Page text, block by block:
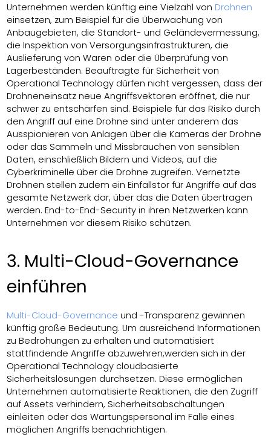
Unternehmen werden künftig eine Vielzahl von Drohnen
einsetzen, zum Beispiel für die Überwachung von
Anbaugebieten, die Standort- und Geländevermessung,
die Inspektion von Versorgungsinfrastrukturen, die
Auslieferung von Waren oder die Überprüfung von
Lagerbeständen. Beauftragte für Sicherheit von
Operational Technology dürfen nicht vergessen, dass der
Drohneneinsatz neue Angriffsvektoren eröffnet, die nur
schwer zu entschärfen sind. Beispiele für das Risiko durch
den Angriff auf eine Drohne sind unter anderem das
Ausspionieren von Anlagen über die Kameras der Drohne
oder das Sammeln und Missbrauchen von sensiblen
Daten, einschließlich Bildern und Videos, auf die
Cyberkriminelle über die Drohne zugreifen. Vernetzte
Drohnen stellen zudem ein Einfallstor für Angriffe auf das
gesamte Netzwerk dar, über das die Daten übertragen
werden. End-to-End-Security in ihren Netzwerken kann
Unternehmen vor diesem Risiko schützen.
3. Multi-Cloud-Governance
einführen
Multi-Cloud-Governance und -Transparenz gewinnen
künftig große Bedeutung. Um ausreichend Informationen
zu Bedrohungen zu erhalten und automatisiert
stattfindende Angriffe abzuwehren,werden sich in der
Operational Technology cloudbasierte
Sicherheitslösungen durchsetzen. Diese ermöglichen
Unternehmen automatisierte Reaktionen, die den Zugriff
auf Assets verhindern, Sicherheitsabschaltungen
einleiten oder das Wartungspersonal im Falle eines
möglichen Angriffs benachrichtigen.